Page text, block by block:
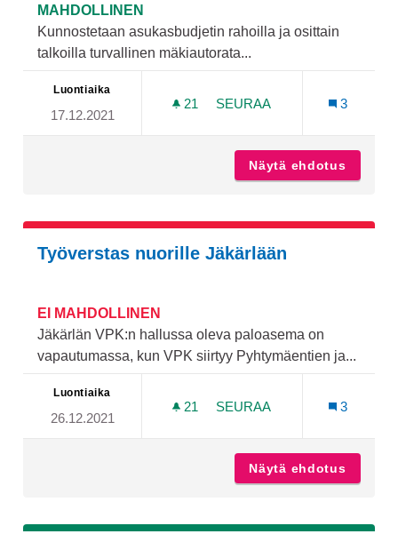
MAHDOLLINEN
Kunnostetaan asukasbudjetin rahoilla ja osittain
talkoilla turvallinen mäkiautorata...
Luontiaika
17.12.2021
21 21 SEURAAJAA
SEURAA
3
Näytä ehdotus
Työverstas nuorille Jäkärlään
EI MAHDOLLINEN
Jäkärlän VPK:n hallussa oleva paloasema on
vapautumassa, kun VPK siirtyy Pyhtymäentien ja...
Luontiaika
26.12.2021
21 21 SEURAAJAA
SEURAA
3
Näytä ehdotus